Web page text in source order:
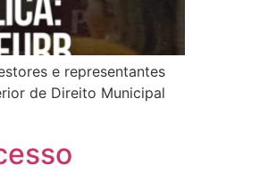
e representantes
de Direito Municipal